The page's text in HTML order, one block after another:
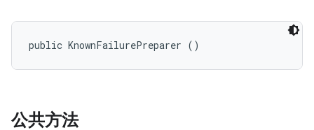
public KnownFailurePreparer ()
公共方法